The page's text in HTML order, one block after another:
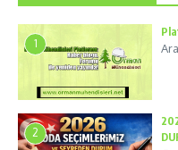
1
2